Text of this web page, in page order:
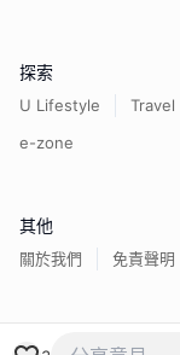
探索
U Lifestyle Travel
e-zone
其他
關於我們 免責聲明